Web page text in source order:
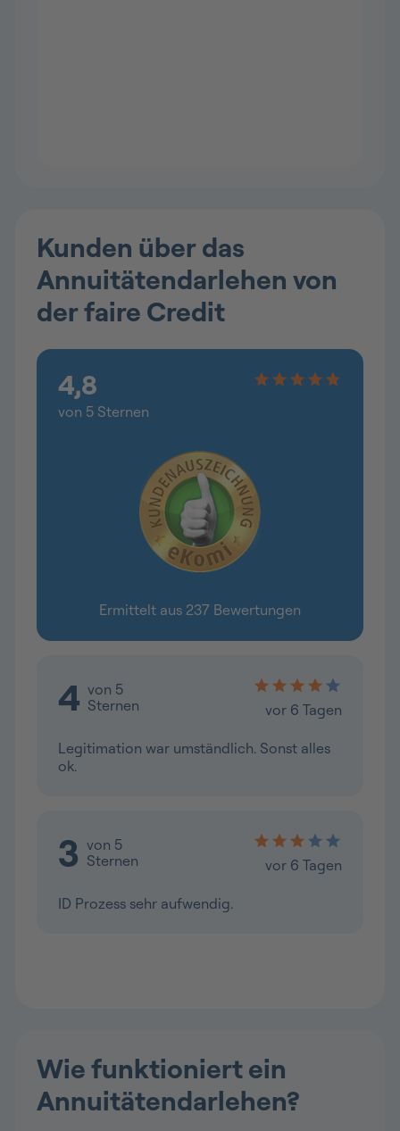
Kunden über das
Annuitätendarlehen von
der faire Credit
Wie funktioniert ein
Annuitätendarlehen?